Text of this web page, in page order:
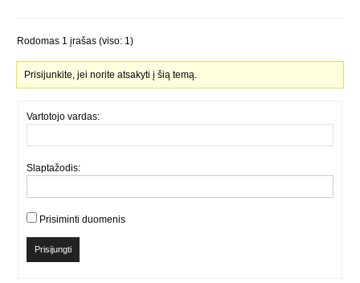
Rodomas 1 įrašas (viso: 1)
Prisijunkite, jei norite atsakyti į šią temą.
Vartotojo vardas:
Slaptažodis:
Prisiminti duomenis
Prisijungti